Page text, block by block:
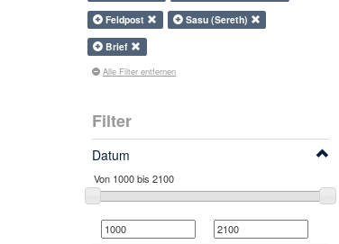
Feldpost
Sasu (Sereth)
Brief
Alle Filter entfernen
Filter
Datum